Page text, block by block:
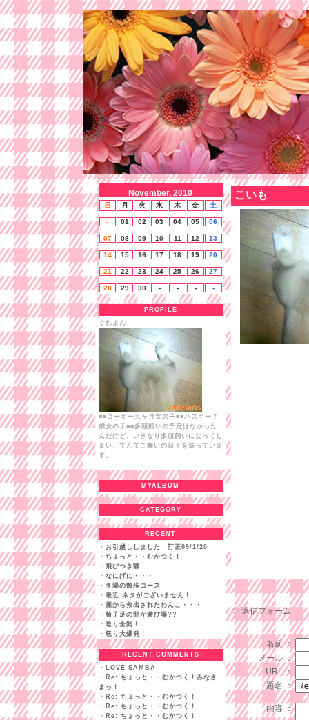
November, 2010
日 月 火 水 木 金 土
- 01 02 03 04 05 06
07 08 09 10 11 12 13
14 15 16 17 18 19 20
21 22 23 24 25 26 27
28 29 30 - - - -
PROFILE
ぐれよん
■■コーギー五ヶ月女の子■■ハスキー７
歳女の子■■多頭飼いの予定はなかった
んだけど、いきなり多頭飼いになってし
まい、てんてこ舞いの日々を送っていま
す。
MYALBUM
CATEGORY
RECENT
・ お引越ししました 訂正09/1/20
・ ちょっと・・むかつく！
・ 飛びつき癖
・ なにげに・・・
・ 冬場の散歩コース
・ 最近 ネタがございません！
・ 崖から救出されたわんこ・・・
・ 椅子足の間が遊び場??
・ 唸り全開！
・ 怒り大爆発！
RECENT COMMENTS
・ LOVE SAMBA
・ Re: ちょっと・・むかつく！みなさ
まっ！
・ Re: ちょっと・・むかつく！
・ Re: ちょっと・・むかつく！
・ Re: ちょっと・・むかつく！
こいも
◇ 返信フォーム
名前 ：
メール ：
URL ：
題名 ：
内容 ：